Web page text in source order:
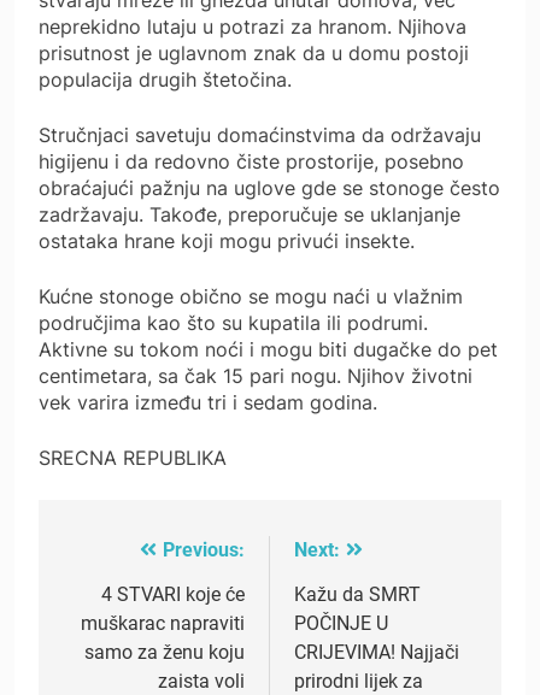
neprekidno lutaju u potrazi za hranom. Njihova
prisutnost je uglavnom znak da u domu postoji
populacija drugih štetočina.
Stručnjaci savetuju domaćinstvima da održavaju
higijenu i da redovno čiste prostorije, posebno
obraćajući pažnju na uglove gde se stonoge često
zadržavaju. Takođe, preporučuje se uklanjanje
ostataka hrane koji mogu privući insekte.
Kućne stonoge obično se mogu naći u vlažnim
područjima kao što su kupatila ili podrumi.
Aktivne su tokom noći i mogu biti dugačke do pet
centimetara, sa čak 15 pari nogu. Njihov životni
vek varira između tri i sedam godina.
SRECNA REPUBLIKA
navigation
Previous:
4 STVARI koje će
muškarac napraviti
samo za ženu koju
zaista voli
Next:
Kažu da SMRT
POČINJE U
CRIJEVIMA! Najjači
prirodni lijek za